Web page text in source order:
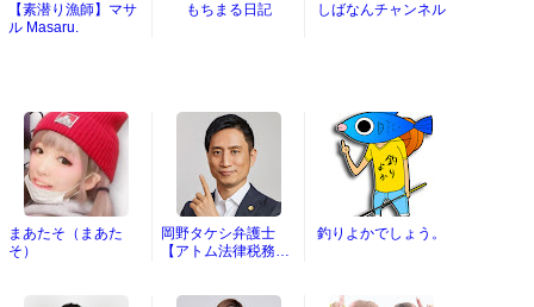
【素潜り漁師】マサ
ル Masaru.
もちまる日記 しばなんチャンネル
まあたそ（まあた
そ）
岡野タケシ弁護士
【アトム法律税務グ
釣りよかでしょう。